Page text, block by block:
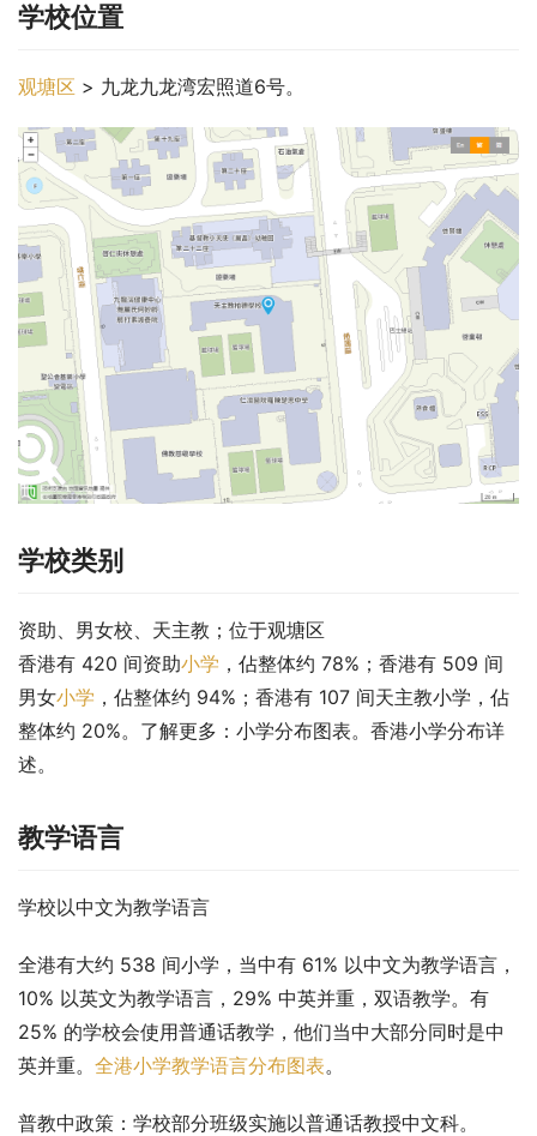
学校位置
观塘区 > 九龙九龙湾宏照道6号。
学校类别
资助、男女校、天主教；位于观塘区
香港有 420 间资助小学 ，佔整体约 78%；香港有 509 间
男女小学 ，佔整体约 94%；香港有 107 间天主教小学，佔
整体约 20%。了解更多：小学分布图表。香港小学分布详
述。
教学语言
学校以中文为教学语言
全港有大约 538 间小学，当中有 61% 以中文为教学语言，
10% 以英文为教学语言，29% 中英并重，双语教学。有
25% 的学校会使用普通话教学，他们当中大部分同时是中
英并重。 全港小学教学语言分布图表。
普教中政策 ：学校部分班级实施以普通话教授中文科。